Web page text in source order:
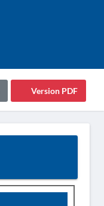
Version PDF